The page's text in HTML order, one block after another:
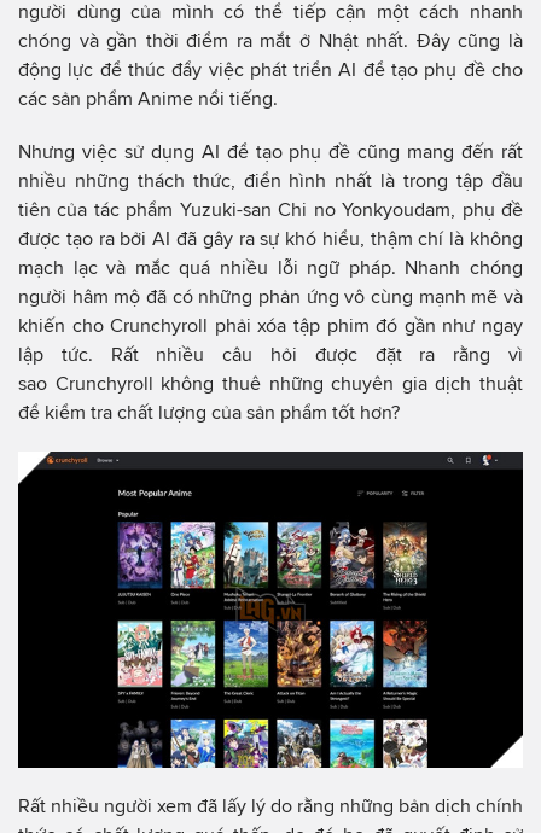
người dùng của mình có thể tiếp cận một cách nhanh
chóng và gần thời điểm ra mắt ở Nhật nhất. Đây cũng là
động lực để thúc đẩy việc phát triển AI để tạo phụ đề cho
các sản phẩm Anime nổi tiếng.
Nhưng việc sử dụng AI để tạo phụ đề cũng mang đến rất
nhiều những thách thức, điển hình nhất là trong tập đầu
tiên của tác phẩm Yuzuki-san Chi no Yonkyoudam, phụ đề
được tạo ra bởi AI đã gây ra sự khó hiểu, thậm chí là không
mạch lạc và mắc quá nhiều lỗi ngữ pháp. Nhanh chóng
người hâm mộ đã có những phản ứng vô cùng mạnh mẽ và
khiến cho Crunchyroll phải xóa tập phim đó gần như ngay
lập tức. Rất nhiều câu hỏi được đặt ra rằng vì
sao Crunchyroll không thuê những chuyên gia dịch thuật
để kiểm tra chất lượng của sản phẩm tốt hơn?
Rất nhiều người xem đã lấy lý do rằng những bản dịch chính